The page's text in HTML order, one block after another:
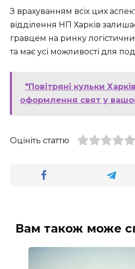
З врахуванням всіх цих
відділення НП Харків
гравцем на ринку
та має усі можливості для
"Повітряні кульки
оформлення свят у
Оцініть статтю
Вам також може